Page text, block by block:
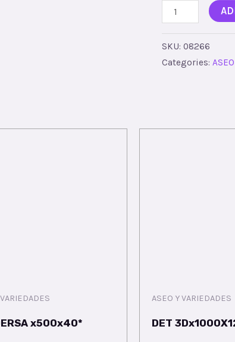
DET
3Dx500x22*
SKU: 08266
Categories:
x500x40*
ASEO Y VARIEDADES
DET